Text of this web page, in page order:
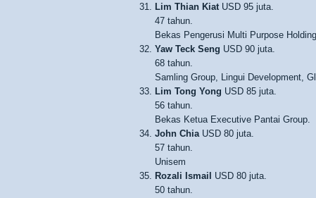
Lim Thian KiatUSD 95 juta.
47 tahun.
Bekas Pengerusi Multi Purpose
Yaw Teck Seng USD 90 juta.
68 tahun.
Samling Group, Lingui Development,
Lim Tong Yong USD 85 juta.
56 tahun.
Bekas Ketua Executive Pantai Group.
John ChiaUSD 80 juta.
57 tahun.
Unisem
Rozali Ismail
USD 80 juta.
50 tahun.